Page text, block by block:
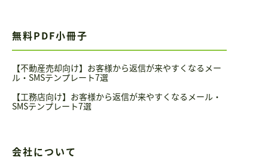
無料PDF小冊子
【不動産売却向け】お客様から返信が来やすくなるメー
ル・SMSテンプレート7選
【工務店向け】お客様から返信が来やすくなるメール・
SMSテンプレート7選
会社について